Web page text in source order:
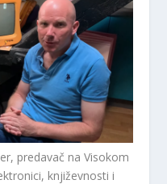
predavač na Visokom
književnosti i